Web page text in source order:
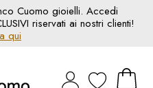
Cuomo gioielli. Accedi
riservati ai nostri clienti!
qui